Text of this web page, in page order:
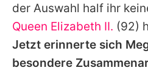
der Auswahl half ihr
Queen Elizabeth II. (92)
Jetzt erinnerte sich
besondere